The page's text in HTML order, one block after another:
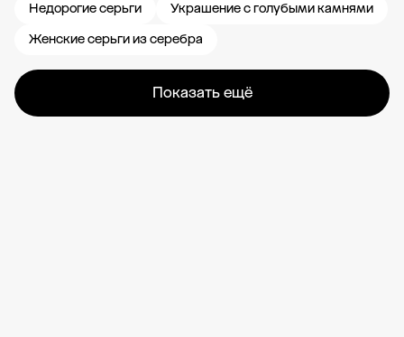
Недорогие серьги
Украшение с голубыми камнями
Женские серьги из серебра
Показать ещё